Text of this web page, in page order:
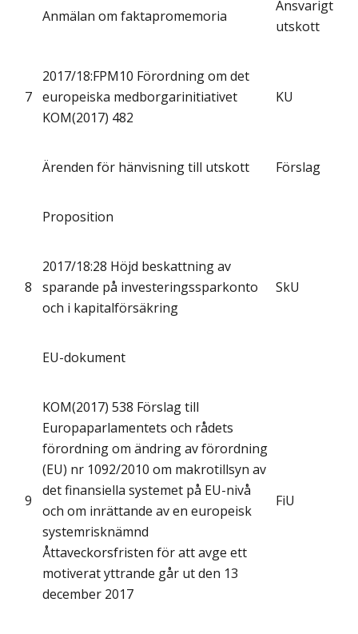
Anmälan om faktapromemoria
Ansvarigt
utskott
7
2017/18:FPM10 Förordning om det
europeiska medborgarinitiativet
KOM(2017) 482
KU
Ärenden för hänvisning till utskott Förslag
Proposition
8
2017/18:28 Höjd beskattning av
sparande på investeringssparkonto
och i kapitalförsäkring
SkU
EU-dokument
9
KOM(2017) 538 Förslag till
Europaparlamentets och rådets
förordning om ändring av förordning
(EU) nr 1092/2010 om makrotillsyn av
det finansiella systemet på EU-nivå
och om inrättande av en europeisk
systemrisknämnd
Åttaveckorsfristen för att avge ett
motiverat yttrande går ut den 13
december 2017
FiU